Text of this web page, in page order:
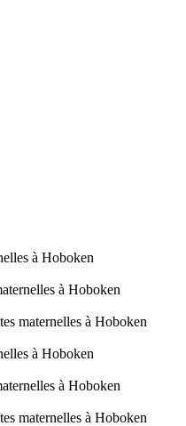
à Hoboken
à Hoboken
maternelles à Hoboken
à Hoboken
à Hoboken
maternelles à Hoboken